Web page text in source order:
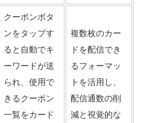
クーポンボタ
ンをタップす
ると自動でキ
ーワードが送
られ、使用で
きるクーポン
一覧をカード
複数枚のカー
ドを配信でき
るフォーマッ
トを活用し、
配信通数の削
減と視覚的な